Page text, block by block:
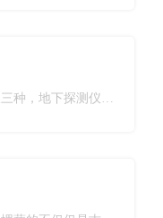
探测仪可以分为金属探测仪、地下探测仪、成像测试仪三种，地下探测仪和成像测试仪现在大多是用现代材料制成的，更多的是作为比较器材。而金属探测仪则是我国古代探测仪技艺的巅峰，直至今日一把制作精良的金属探测仪也不亚于现代材料制成的探测仪。 金属探测仪是采用铝镁合金、磁铁探头、红外探测灯等材料进过上百道工序加工制作而成的，其难度技术之高，制